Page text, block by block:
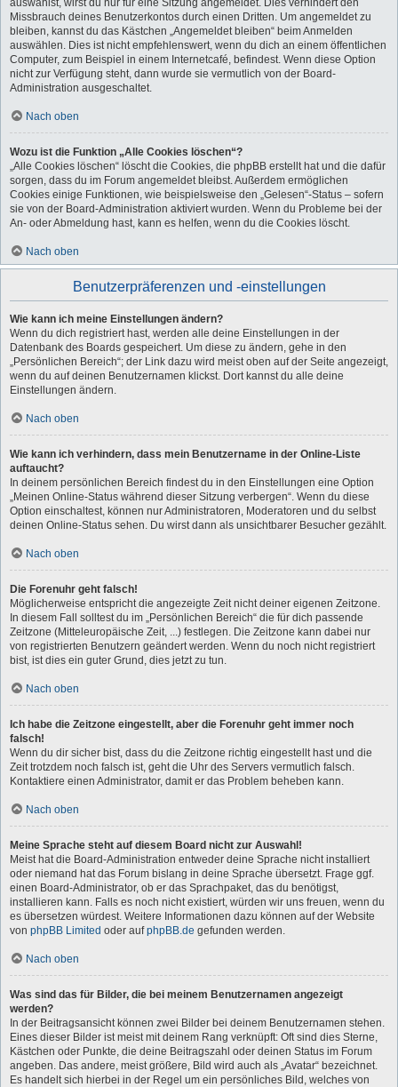
auswählst, wirst du nur für eine Sitzung angemeldet. Dies verhindert den
Missbrauch deines Benutzerkontos durch einen Dritten. Um angemeldet zu
bleiben, kannst du das Kästchen „Angemeldet bleiben“ beim Anmelden
auswählen. Dies ist nicht empfehlenswert, wenn du dich an einem öffentlichen
Computer, zum Beispiel in einem Internetcafé, befindest. Wenn diese Option
nicht zur Verfügung steht, dann wurde sie vermutlich von der Board-
Administration ausgeschaltet.
Nach oben
Wozu ist die Funktion „Alle Cookies löschen“?
„Alle Cookies löschen“ löscht die Cookies, die phpBB erstellt hat und die dafür
sorgen, dass du im Forum angemeldet bleibst. Außerdem ermöglichen
Cookies einige Funktionen, wie beispielsweise den „Gelesen“-Status – sofern
sie von der Board-Administration aktiviert wurden. Wenn du Probleme bei der
An- oder Abmeldung hast, kann es helfen, wenn du die Cookies löscht.
Nach oben
Benutzerpräferenzen und -einstellungen
Wie kann ich meine Einstellungen ändern?
Wenn du dich registriert hast, werden alle deine Einstellungen in der
Datenbank des Boards gespeichert. Um diese zu ändern, gehe in den
„Persönlichen Bereich“; der Link dazu wird meist oben auf der Seite angezeigt,
wenn du auf deinen Benutzernamen klickst. Dort kannst du alle deine
Einstellungen ändern.
Nach oben
Wie kann ich verhindern, dass mein Benutzername in der Online-Liste
auftaucht?
In deinem persönlichen Bereich findest du in den Einstellungen eine Option
„Meinen Online-Status während dieser Sitzung verbergen“. Wenn du diese
Option einschaltest, können nur Administratoren, Moderatoren und du selbst
deinen Online-Status sehen. Du wirst dann als unsichtbarer Besucher gezählt.
Nach oben
Die Forenuhr geht falsch!
Möglicherweise entspricht die angezeigte Zeit nicht deiner eigenen Zeitzone.
In diesem Fall solltest du im „Persönlichen Bereich“ die für dich passende
Zeitzone (Mitteleuropäische Zeit, ...) festlegen. Die Zeitzone kann dabei nur
von registrierten Benutzern geändert werden. Wenn du noch nicht registriert
bist, ist dies ein guter Grund, dies jetzt zu tun.
Nach oben
Ich habe die Zeitzone eingestellt, aber die Forenuhr geht immer noch
falsch!
Wenn du dir sicher bist, dass du die Zeitzone richtig eingestellt hast und die
Zeit trotzdem noch falsch ist, geht die Uhr des Servers vermutlich falsch.
Kontaktiere einen Administrator, damit er das Problem beheben kann.
Nach oben
Meine Sprache steht auf diesem Board nicht zur Auswahl!
Meist hat die Board-Administration entweder deine Sprache nicht installiert
oder niemand hat das Forum bislang in deine Sprache übersetzt. Frage ggf.
einen Board-Administrator, ob er das Sprachpaket, das du benötigst,
installieren kann. Falls es noch nicht existiert, würden wir uns freuen, wenn du
es übersetzen würdest. Weitere Informationen dazu können auf der Website
von phpBB Limited oder aufphpBB.de gefunden werden.
Nach oben
Was sind das für Bilder, die bei meinem Benutzernamen angezeigt
werden?
In der Beitragsansicht können zwei Bilder bei deinem Benutzernamen stehen.
Eines dieser Bilder ist meist mit deinem Rang verknüpft: Oft sind dies Sterne,
Kästchen oder Punkte, die deine Beitragszahl oder deinen Status im Forum
angeben. Das andere, meist größere, Bild wird auch als „Avatar“ bezeichnet.
Es handelt sich hierbei in der Regel um ein persönliches Bild, welches von